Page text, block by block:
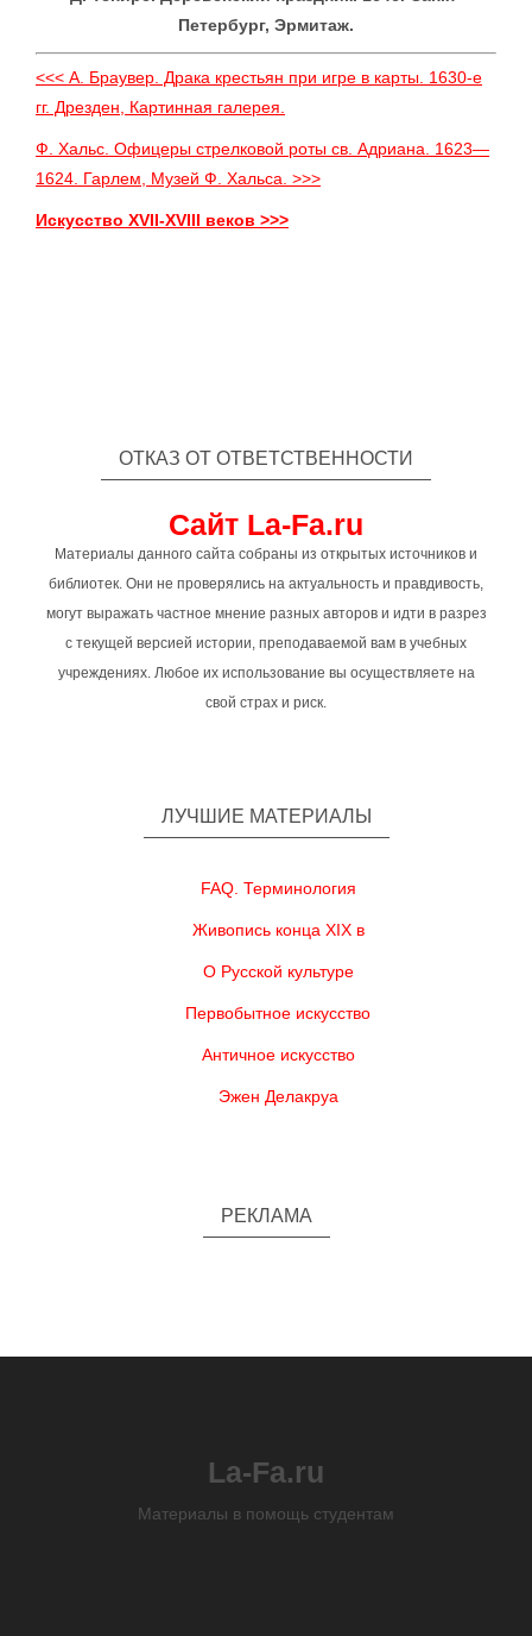
Петербург, Эрмитаж.
<<< А. Браувер. Драка крестьян при игре в карты. 1630-е
гг. Дрезден, Картинная галерея.
Ф. Xальс. Офицеры стрелковой роты св. Адриана. 1623—
1624. Гарлем, Музей Ф. Хальса. >>>
Искусство XVII-XVIII веков >>>
ОТКАЗ ОТ ОТВЕТСТВЕННОСТИ
Сайт La-Fa.ru
Материалы данного сайта собраны из открытых источников и
библиотек. Они не проверялись на актуальность и правдивость,
могут выражать частное мнение разных авторов и идти в разрез
с текущей версией истории, преподаваемой вам в учебных
учреждениях. Любое их использование вы осуществляете на
свой страх и риск.
ЛУЧШИЕ МАТЕРИАЛЫ
FAQ. Терминология
Живопись конца XIX в
О Русской культуре
Первобытное искусство
Античное искусство
Эжен Делакруа
РЕКЛАМА
La-Fa.ru
Материалы в помощь студентам